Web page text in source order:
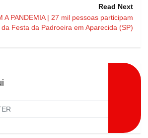
Read Next
A PANDEMIA | 27 mil pessoas participam
da Festa da Padroeira em Aparecida (SP)